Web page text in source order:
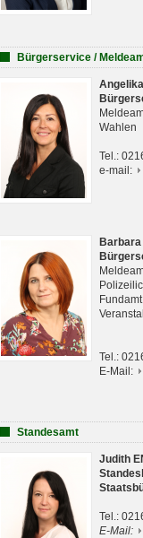
Bürgerservice /
Wahlen
Tel.:
e-mail:
Tel.:
E-Mail:
Standesamt
Judith
Tel.:
E-Mail: